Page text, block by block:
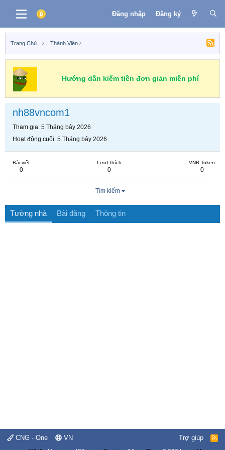
Đăng nhập Đăng ký
Trang Chủ Thành Viên
Hướng dẫn kiếm tiền đơn giản miễn phí
nh88vncom1
Tham gia 5 Tháng bảy 2026
Hoạt động cuối 5 Tháng bảy 2026
Bài viết
0
Lượt thích
0
VNB Token
0
Tìm kiếm
Tường nhà Bài đăng Thông tin
CNG - One VN Trợ giúp
R